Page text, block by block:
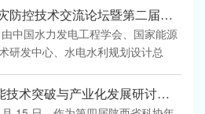
、施工单位以及高等院校的委员、
次会议。会议由专委会副主任委员
学会副秘书长沈兴正、专委会主任
2025年地灾防控技术交流论坛暨第二届陕西省工程地质勘测技术研讨会在西安成功召开
中国水力发电工程学会、国家能源
研发中心、水电水利规划设计总
、我学会工程地质勘测专业委员会
源水电工程技术研发中心2025年地
陕西省氢能技术突破与产业化发展研讨会成功举办